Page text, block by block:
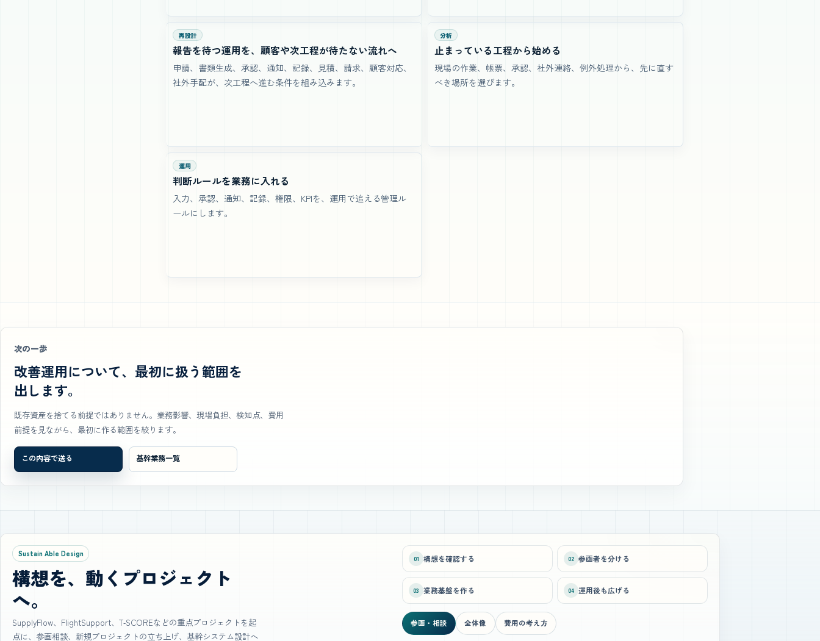
再設計
報告を待つ運用を、顧客や次工程が待たない流れへ
申請、書類生成、承認、通知、記録、見積、請求、顧客対応、
社外手配が、次工程へ進む条件を組み込みます。
分析
止まっている工程から始める
現場の作業、帳票、承認、社外連絡、例外処理から、先に直す
べき場所を選びます。
運用
判断ルールを業務に入れる
入力、承認、通知、記録、権限、KPIを、運用で追える管理ル
ールにします。
次の一歩
改善運用について、最初に扱う範囲を
出します。
既存資産を捨てる前提ではありません。業務影響、現場負担、検知点、費用
前提を見ながら、最初に作る範囲を絞ります。
この内容で送る 基幹業務一覧
Sustain Able Design
構想を、動くプロジェクト
へ。
SupplyFlow、FlightSupport、T‑SCOREなどの重点プロジェクトを起
点に、参画相談、新規プロジェクトの立ち上げ、基幹システム設計へ
01 構想を確認する 02 参画者を分ける
03 業務基盤を作る 04 運用後も広げる
参画・相談 全体像 費用の考え方